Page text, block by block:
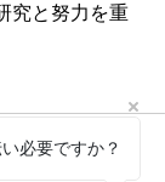
究と努力を重
必要ですか？